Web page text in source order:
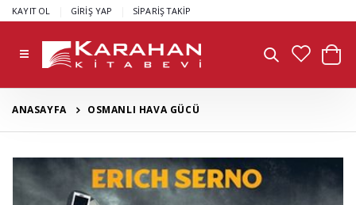
KAYIT OL GİRİŞ YAP SİPARİŞ TAKİP
ANASAYFA OSMANLI HAVA GÜCÜ